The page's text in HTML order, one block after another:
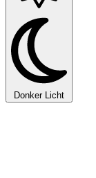
Donker Licht